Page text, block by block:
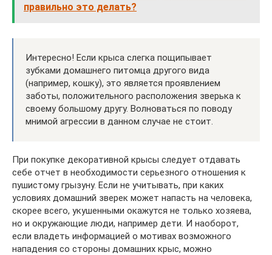
правильно это делать?
Интересно! Если крыса слегка пощипывает
зубками домашнего питомца другого вида
(например, кошку), это является проявлением
заботы, положительного расположения зверька к
своему большому другу. Волноваться по поводу
мнимой агрессии в данном случае не стоит.
При покупке декоративной крысы следует отдавать
себе отчет в необходимости серьезного отношения к
пушистому грызуну. Если не учитывать, при каких
условиях домашний зверек может напасть на человека,
скорее всего, укушенными окажутся не только хозяева,
но и окружающие люди, например дети. И наоборот,
если владеть информацией о мотивах возможного
нападения со стороны домашних крыс, можно